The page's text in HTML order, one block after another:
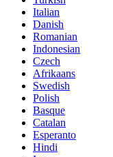
Italian
Danish
Romanian
Indonesian
Czech
Afrikaans
Swedish
Polish
Basque
Catalan
Esperanto
Hindi